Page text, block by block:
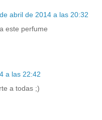
abril de 2014 a las 20:32
este perfume
a las 22:42
a todas ;)